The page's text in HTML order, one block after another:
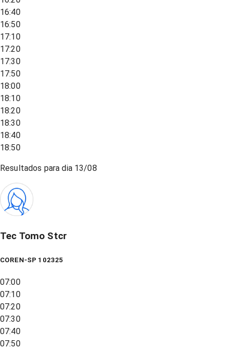
16:40
16:50
17:10
17:20
17:30
17:50
18:00
18:10
18:20
18:30
18:40
18:50
Resultados para dia 13/08
Tec Tomo Stcr
COREN-SP 102325
07:00
07:10
07:20
07:30
07:40
07:50